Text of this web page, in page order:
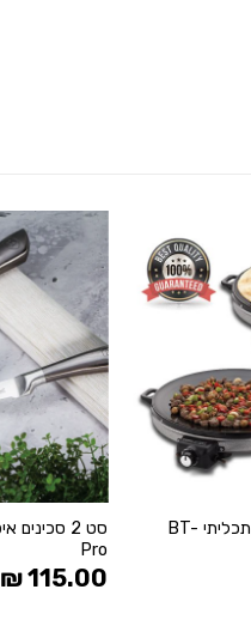
הוסף
מכשיר לבישול ואפייה רב תכליתי BT-
Pro
115.00
₪